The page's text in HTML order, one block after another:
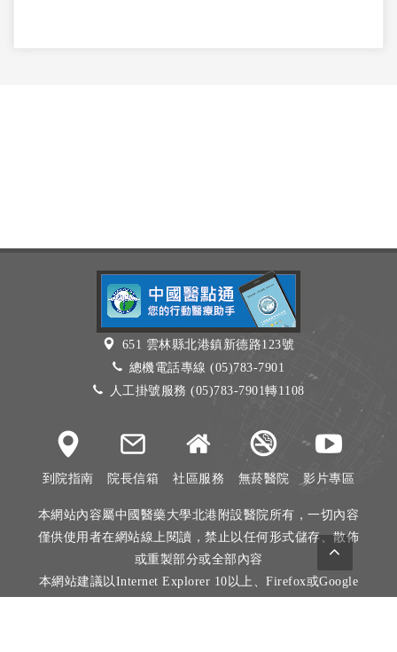
651 雲林縣北港鎮新德路123號
總機電話專線 (05)783-7901
人工掛號服務 (05)783-7901轉1108
到院指南 院長信箱 社區服務 無菸醫院 影片專區
本網站內容屬中國醫藥大學北港附設醫院所有，一切內容
僅供使用者在網站線上閱讀，禁止以任何形式儲存、散佈
或重製部分或全部內容
本網站建議以Internet Explorer 10以上、Firefox或Google